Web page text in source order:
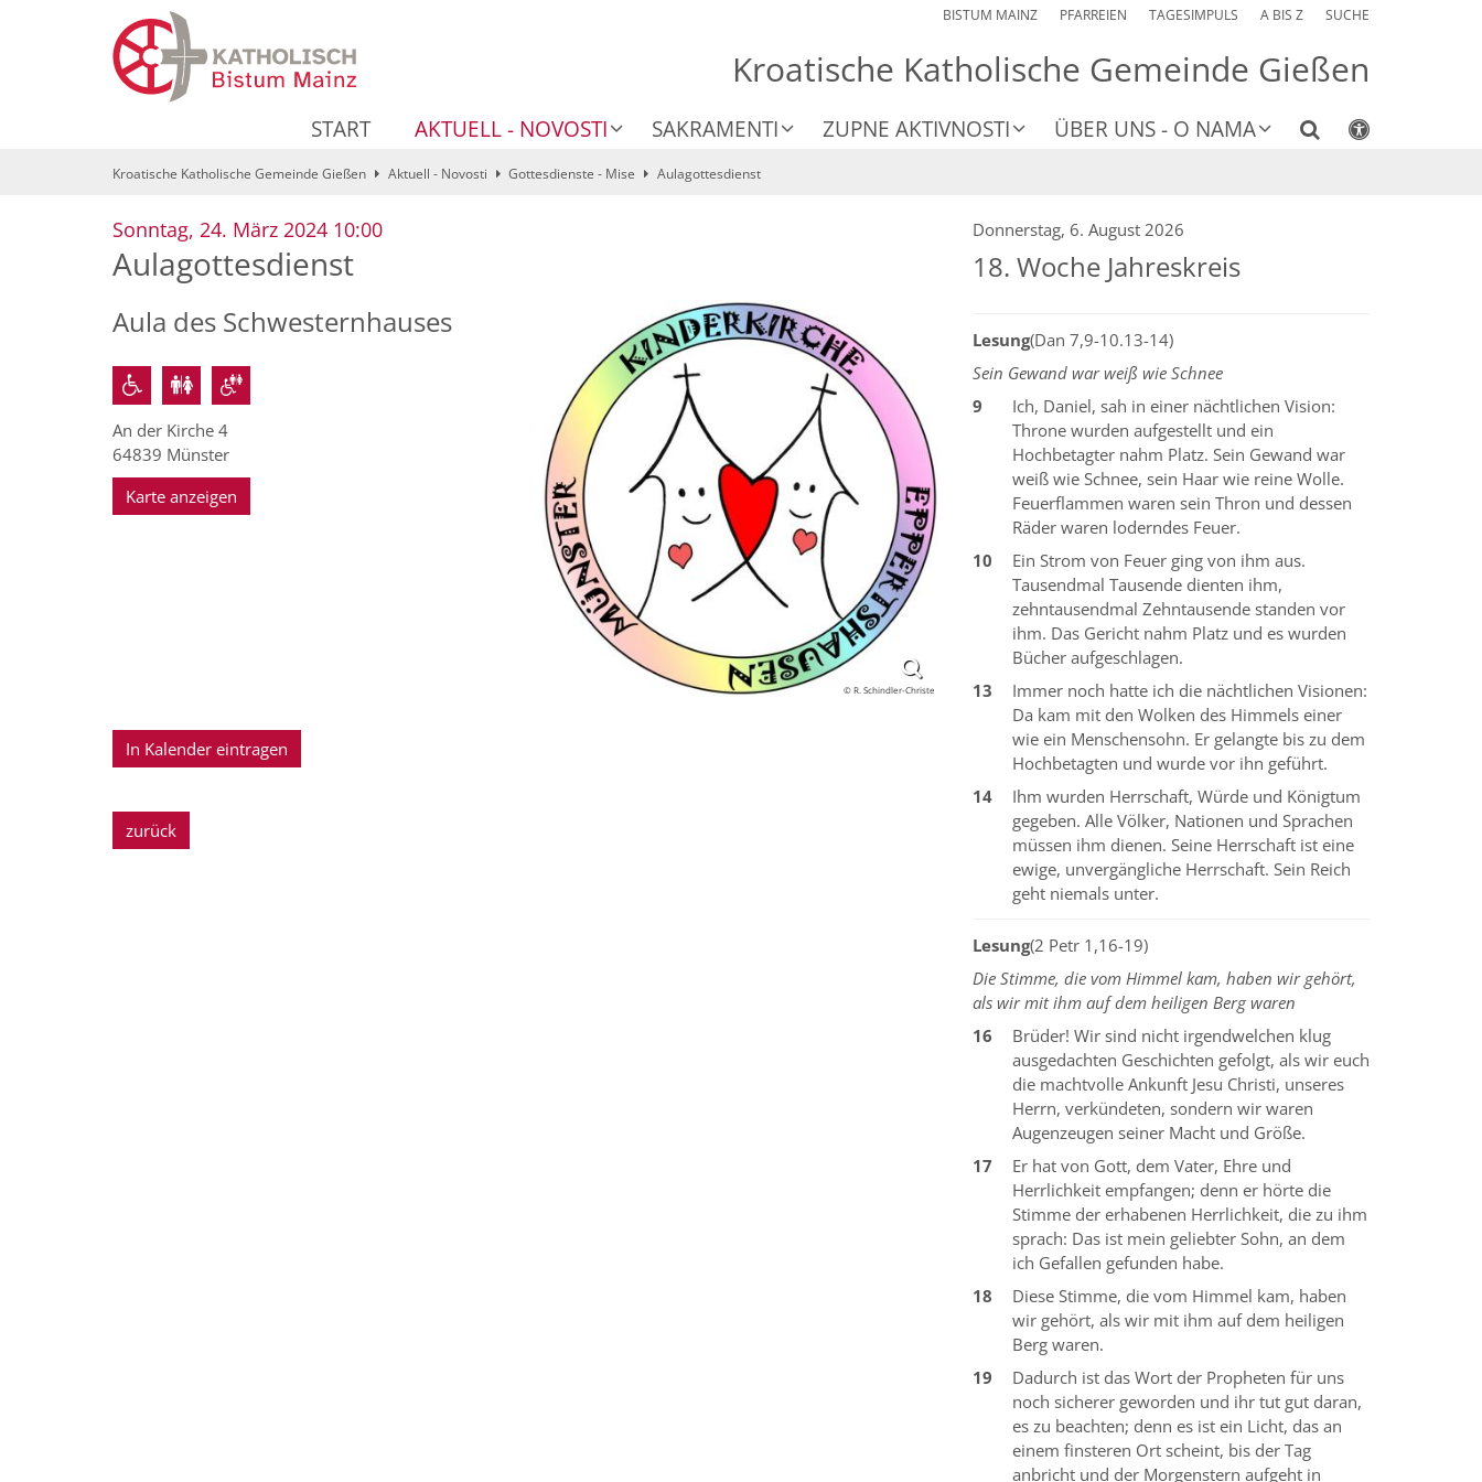
BISTUM MAINZ PFARREIEN TAGESIMPULS A BIS Z SUCHE
Kroatische Katholische Gemeinde Gießen
START AKTUELL - NOVOSTI SAKRAMENTI ZUPNE AKTIVNOSTI ÜBER UNS - O NAMA
Kroatische Katholische Gemeinde Gießen Aktuell - Novosti Gottesdienste - Mise Aulagottesdienst
Sonntag, 24. März 2024 10:00:
Aulagottesdienst
© R. Schindler-Christe
Aula des Schwesternhauses
An der Kirche 4
64839 Münster
Karte anzeigen
In Kalender eintragen
zurück
Donnerstag, 6. August 2026
18. Woche Jahreskreis
Lesung(Dan 7,9-10.13-14)
Sein Gewand war weiß wie Schnee
9
Ich, Daniel, sah in einer nächtlichen Vision:
Throne wurden aufgestellt und ein
Hochbetagter nahm Platz. Sein Gewand war
weiß wie Schnee, sein Haar wie reine Wolle.
Feuerflammen waren sein Thron und dessen
Räder waren loderndes Feuer.
10
Ein Strom von Feuer ging von ihm aus.
Tausendmal Tausende dienten ihm,
zehntausendmal Zehntausende standen vor
ihm. Das Gericht nahm Platz und es wurden
Bücher aufgeschlagen.
13
Immer noch hatte ich die nächtlichen Visionen:
Da kam mit den Wolken des Himmels einer
wie ein Menschensohn. Er gelangte bis zu dem
Hochbetagten und wurde vor ihn geführt.
14
Ihm wurden Herrschaft, Würde und Königtum
gegeben. Alle Völker, Nationen und Sprachen
müssen ihm dienen. Seine Herrschaft ist eine
ewige, unvergängliche Herrschaft. Sein Reich
geht niemals unter.
Lesung(2 Petr 1,16-19)
Die Stimme, die vom Himmel kam, haben wir gehört,
als wir mit ihm auf dem heiligen Berg waren
16
Brüder! Wir sind nicht irgendwelchen klug
ausgedachten Geschichten gefolgt, als wir euch
die machtvolle Ankunft Jesu Christi, unseres
Herrn, verkündeten, sondern wir waren
Augenzeugen seiner Macht und Größe.
17
Er hat von Gott, dem Vater, Ehre und
Herrlichkeit empfangen; denn er hörte die
Stimme der erhabenen Herrlichkeit, die zu ihm
sprach: Das ist mein geliebter Sohn, an dem
ich Gefallen gefunden habe.
18
Diese Stimme, die vom Himmel kam, haben
wir gehört, als wir mit ihm auf dem heiligen
Berg waren.
19
Dadurch ist das Wort der Propheten für uns
noch sicherer geworden und ihr tut gut daran,
es zu beachten; denn es ist ein Licht, das an
einem finsteren Ort scheint, bis der Tag
anbricht und der Morgenstern aufgeht in